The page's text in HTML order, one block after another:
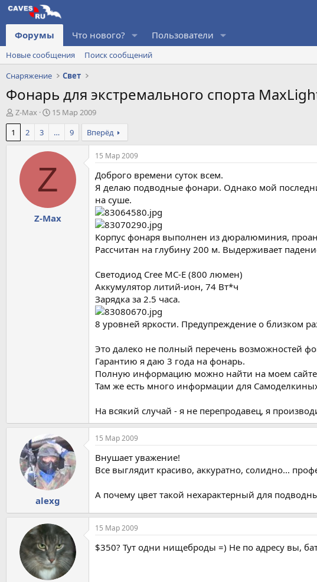
Форумы Что нового? Пользователи
Новые сообщения
Поиск сообщений
Снаряжение
Свет
Фонарь для экстремального спорта
А
в
о
м
Z-Max
Д
т
а
н
ч
а
а
15 Мар 2009
1
2 3 … 9 Вперёд
Z
Z-Max
15 Мар 2009
Доброго времени суток всем.
Я делаю подводные фонари. Однако мой
на суше.
Корпус фонаря выполнен из дюралюминия,
Рассчитан на глубину 200 м. Выдерживает
Светодиод Cree MC-E (800 люмен)
Аккумулятор литий-ион, 74 Вт*ч
Зарядка за 2.5 часа.
8 уровней яркости. Предупреждение о близком
Это далеко не полный перечень возможностей
Гарантию я даю 3 года на фонарь.
Полную информацию можно найти на моем сайте
Там же есть много информации для
На всякий случай - я не перепродавец, я
alexg
15 Мар 2009
Внушает уважение!
Все выглядит красиво, аккуратно, солидно...
А почему цвет такой нехарактерный для
15 Мар 2009
$350? Тут одни нищеброды =) Не по адресу вы,